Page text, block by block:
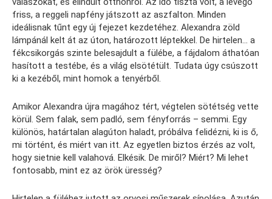
friss, a reggeli napfény játszott az aszfalton. Minden
ideálisnak tűnt egy új fejezet kezdetéhez. Alexandra zöld
lámpánál kelt át az úton, határozott léptekkel. De hirtelen… a
fékcsikorgás szinte belesajdult a fülébe, a fájdalom áthatóan
hasított a testébe, és a világ elsötétült. Tudata úgy csúszott
ki a kezéből, mint homok a tenyérből.
Amikor Alexandra újra magához tért, végtelen sötétség vette
körül. Sem falak, sem padló, sem fényforrás – semmi. Egy
különös, határtalan alagúton haladt, próbálva felidézni, ki is ő,
mi történt, és miért van itt. Az egyetlen biztos érzés az volt,
hogy sietnie kell valahová. Elkésik. De miről? Miért? Mi lehet
fontosabb, mint ez az örök üresség?